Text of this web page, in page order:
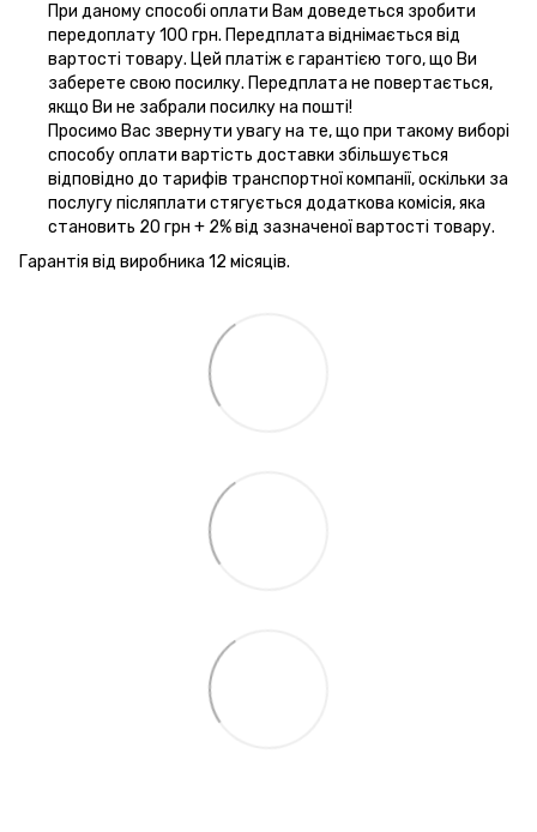
При даному способі оплати Вам доведеться зробити
передоплату 100 грн. Передплата віднімається від
вартості товару. Цей платіж є гарантією того, що Ви
заберете свою посилку. Передплата не повертається,
якщо Ви не забрали посилку на пошті!
Просимо Вас звернути увагу на те, що при такому виборі
способу оплати вартість доставки збільшується
відповідно до тарифів транспортної компанії, оскільки за
послугу післяплати стягується додаткова комісія, яка
становить 20 грн + 2% від зазначеної вартості товару.
Гарантія від виробника 12 місяців.